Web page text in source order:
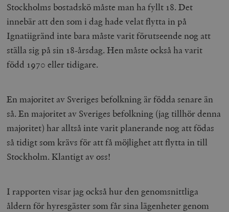
Stockholms bostadskö måste man ha fyllt 18. Det
innebär att den som i dag hade velat flytta in på
Ignatiigränd inte bara måste varit förutseende nog att
ställa sig på sin 18-årsdag. Hen måste också ha varit
född 1970 eller tidigare.
En majoritet av Sveriges befolkning är födda senare än
så. En majoritet av Sveriges befolkning (jag tillhör denna
majoritet) har alltså inte varit planerande nog att födas
så tidigt som krävs för att få möjlighet att flytta in till
Stockholm. Klantigt av oss!
I rapporten visar jag också hur den genomsnittliga
åldern för hyresgäster som får sina lägenheter genom